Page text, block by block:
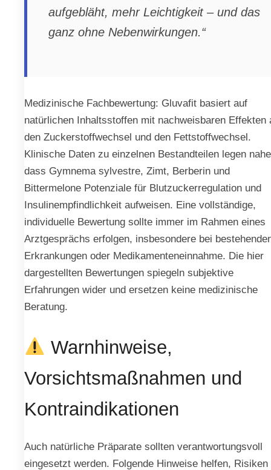
aufgebläht, mehr Leichtigkeit – und das
ganz ohne Nebenwirkungen.“
Medizinische Fachbewertung: Gluvafit basiert auf
natürlichen Inhaltsstoffen mit nachweisbaren Effekten
den Zuckerstoffwechsel und den Fettstoffwechsel.
Klinische Daten zu einzelnen Bestandteilen legen
dass Gymnema sylvestre, Zimt, Berberin und
Bittermelone Potenziale für Blutzuckerregulation und
Insulinempfindlichkeit aufweisen. Eine vollständige,
individuelle Bewertung sollte immer im Rahmen eines
Arztgesprächs erfolgen, insbesondere bei
Erkrankungen oder Medikamenteneinnahme. Die hier
dargestellten Bewertungen spiegeln subjektive
Erfahrungen wider und ersetzen keine medizinische
Beratung.
Warnhinweise,
Vorsichtsmaßnahmen und
Kontraindikationen
Auch natürliche Präparate sollten verantwortungsvoll
eingesetzt werden. Folgende Hinweise helfen, Risiken